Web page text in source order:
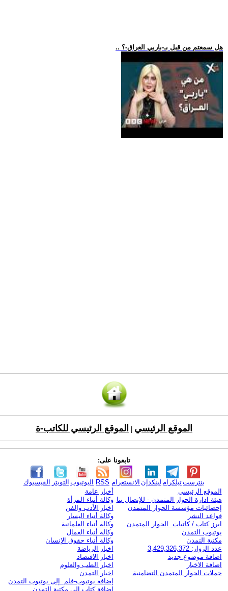
.. هل سمعتم من قبل بـ-باربي العراق-؟
الموقع الرئيسي الموقع الرئيسي للكاتب-ة
تابعونا على:
الفيسبوك التويتر اليوتيوب RSS الانستغرام لينكدإن تيلكرامبنترست
الموقع الرئيسي
هيئة ادارة الحوار المتمدن - للإتصال بنا
إحصائيات مؤسسة الحوار المتمدن
قواعد النشر
ابرز كتاب / كاتبات الحوار المتمدن
يوتيوب التمدن
مكتبة التمدن
عدد الزوار: 3,429,326,372
اضافة موضوع جديد
اضافة الاخبار
حملات الحوار المتمدن التضامنية
أخبار عامة
وكالة أنباء المرأة
اخبار الأدب والفن
وكالة أنباء اليسار
وكالة أنباء العلمانية
وكالة أنباء العمال
وكالة أنباء حقوق الإنسان
اخبار الرياضة
اخبار الاقتصاد
اخبار الطب والعلوم
اخبار التمدن
إضافة يوتيوب-فلم إلى يوتيوب التمدن
إضافة كتاب إلى مكتبة التمدن